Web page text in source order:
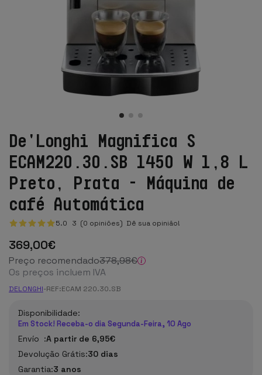
De'Longhi Magnifica S
ECAM220.30.SB 1450 W 1,8 L
Preto, Prata - Máquina de
café Automática
5.0 3 (0 opiniões) Dê sua opinião!
369,00€
Preço recomendado378,98€
Os preços incluem IVA
DELONGHI-REF:ECAM 220.30.SB
Disponibilidade:
Em Stock! Receba-o dia Segunda-Feira, 10 Ago
Envío :A partir de 6,95€
Devolução Grátis:30 dias
Garantia:3 anos